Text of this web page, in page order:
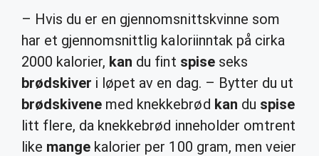
– Hvis du er en gjennomsnittskvinne som
har et gjennomsnittlig kaloriinntak på cirka
2000 kalorier, kan du fint spiseseks
brødskiver i løpet av en dag. – Bytter du ut
brødskivene med knekkebrød kan du spise
litt flere, da knekkebrød inneholder omtrent
like mange kalorier per 100 gram, men veier